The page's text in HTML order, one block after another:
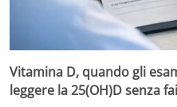
Vitamina D, quando gli
leggere la 25(OH)D senza